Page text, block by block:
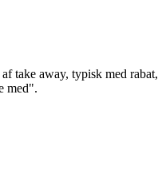
away, typisk med
med".